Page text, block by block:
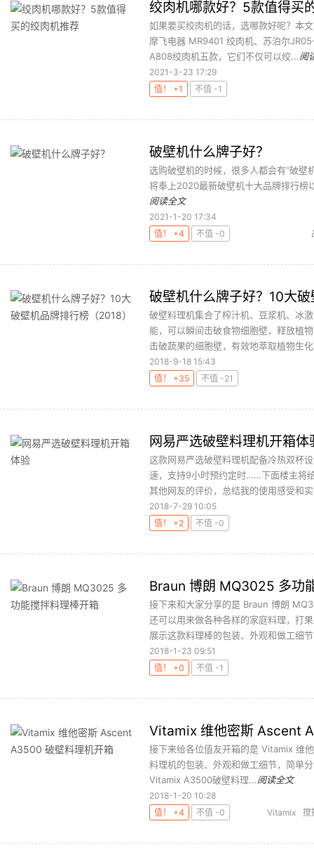
绞肉机哪款好？5款值得买
如果要买绞肉机的话，选哪款好呢？本
摩飞电器 MR9401 绞肉机、苏泊尔
A808绞肉机五款，它们不仅可以绞...阅
2021-3-23 17:29
值！ +1
不值 -1
破壁机什么牌子好？
选购破壁机的时候，很多人都会有“破壁
将奉上2020最新破壁机十大品牌排行
阅读全文
2021-1-20 17:34
值！ +4
不值 -0
破壁机什么牌子好？10大
破壁料理机集合了榨汁机、豆浆机、冰
能，可以瞬间击破食物细胞壁，释放植
击破蔬果的细胞壁，有效地萃取植物生
2018-9-18 15:43
值！ +35
不值 -21
网易严选破壁料理机开箱体
这款网易严选破壁料理机配备冷热双杯
速，支持9小时预约定时……下面楼主将
其他网友的评价，总结我的使用感受和
2018-7-29 10:05
值！ +2
不值 -0
Braun 博朗 MQ3025 多功
接下来和大家分享的是 Braun 博朗
还可以用来做各种各样的家庭料理，打
展示这款料理棒的包装、外观和做工细
2018-1-23 09:51
值！ +0
不值 -1
Vitamix 维他密斯 Ascent
接下来给各位值友开箱的是 Vitamix 维
料理机的包装、外观和做工细节，简单
Vitamix A3500破壁料理...阅读全文
2018-1-20 10:28
值！ +4
不值 -0 Vitamix 搅